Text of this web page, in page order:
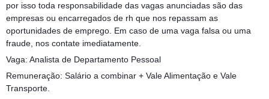
por isso toda responsabilidade das vagas anunciadas são das
empresas ou encarregados de rh que nos repassam as
oportunidades de emprego. Em caso de uma vaga falsa ou uma
fraude, nos contate imediatamente.
Vaga: Analista de Departamento Pessoal
Remuneração: Salário a combinar + Vale Alimentação e Vale
Transporte.